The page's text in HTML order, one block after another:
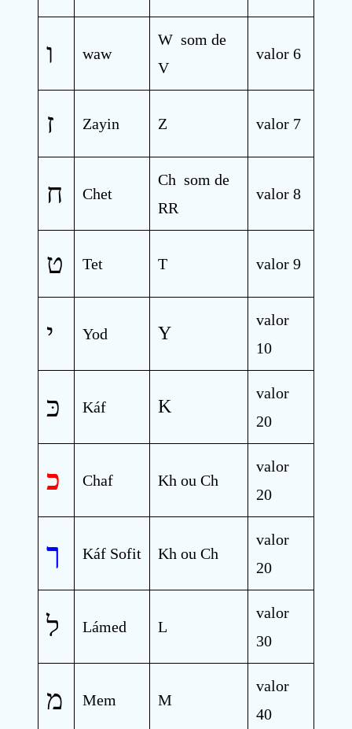
ו waw
W som de
V
valor 6
ז Zayin Z valor 7
ח Chet
Ch som de
RR
valor 8
ט Tet T valor 9
י Yod Y
valor
10
כּ Káf K
valor
20
כ Chaf Kh ou Ch
valor
20
ך Káf Sofit Kh ou Ch
valor
20
ל Lámed L
valor
30
מ Mem M
valor
40